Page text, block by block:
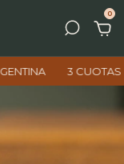
0
3 CUOTAS SIN